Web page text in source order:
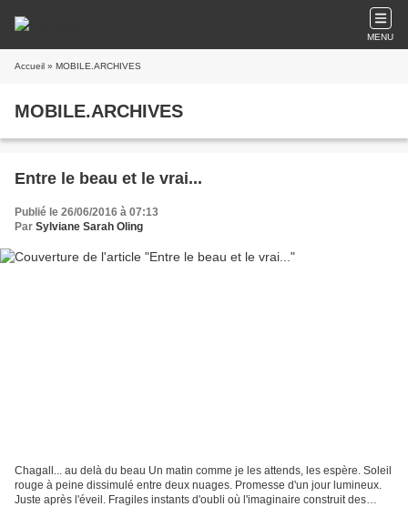
MENU
Accueil » MOBILE.ARCHIVES
MOBILE.ARCHIVES
Entre le beau et le vrai...
Publié le 26/06/2016 à 07:13
Par Sylviane Sarah Oling
Chagall... au delà du beau Un matin comme je les attends, les espère. Soleil
rouge à peine dissimulé entre deux nuages. Promesse d'un jour lumineux.
Juste après l'éveil. Fragiles instants d'oubli où l'imaginaire construit des